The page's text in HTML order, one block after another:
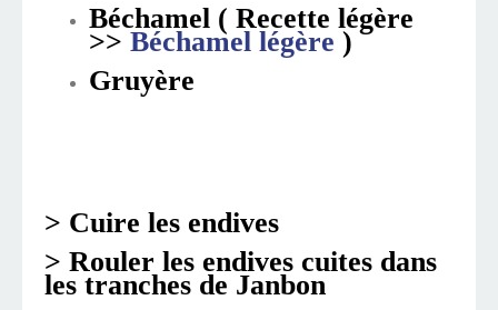
Béchamel ( Recette légère
>> Béchamel légère )
Gruyère
> Cuire les endives
> Rouler les endives cuites dans
les tranches de Janbon